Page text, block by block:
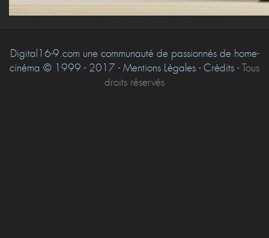
Digital16-9.com une communauté de passionnés de home-
cinéma © 1999 - 2017 - Mentions Légales - Crédits -Tous
droits réservés